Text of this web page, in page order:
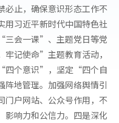
必止，确保意识形态工作不
用习近平新时代中国特色社
三会一课”、主题党日等党
记使命”主题教育活动，
四个意识”，坚定“四个自
地管理。加强网络舆情引
门户网站、公众号作用，不
影响力和公信力。四是深化